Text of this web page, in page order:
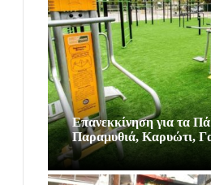
Επανεκκίνηση για τα
Παραμυθιά, Καρυώτι,